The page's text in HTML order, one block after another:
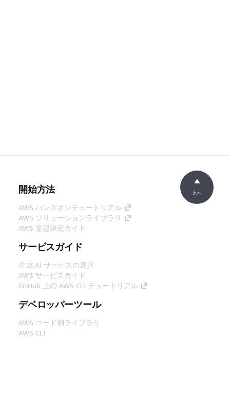
開始方法
AWS ハンズオンチュートリアル
AWS ソリューションライブラリ
AWS 意思決定ガイド
サービスガイド
生成 AI サービスの選択
AWS サービスガイド
GitHub 上の AWS CLI チュートリアル
デベロッパーツール
AWS コード例ライブラリ
AWS CLI
上へ